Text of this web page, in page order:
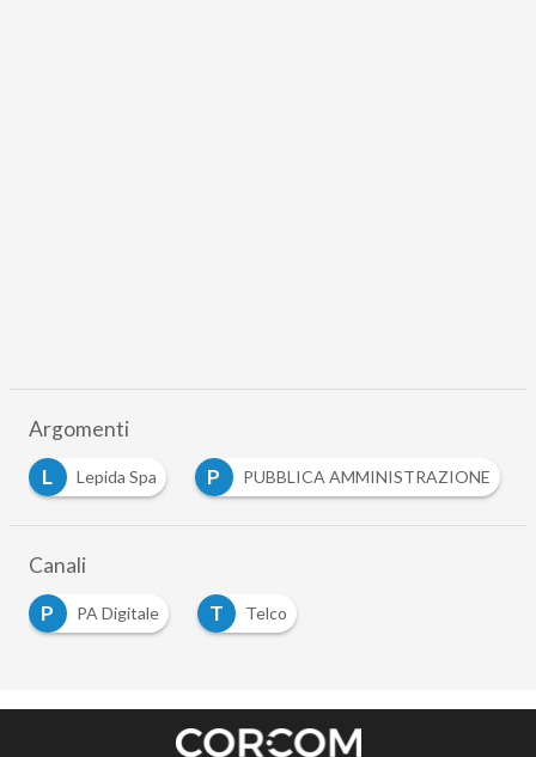
Argomenti
L
Lepida Spa P PUBBLICA AMMINISTRAZIONE
Canali
P
PA Digitale T Telco